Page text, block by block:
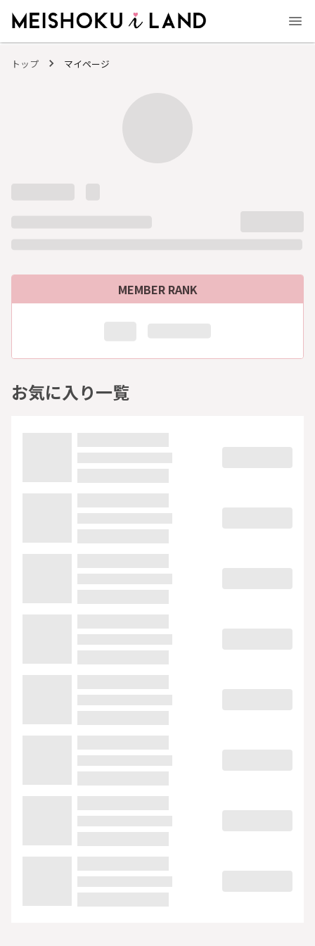
トップ マイページ
MEMBER RANK
お気に入り一覧